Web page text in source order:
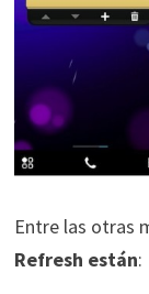
Entre las otras
Refresh están: